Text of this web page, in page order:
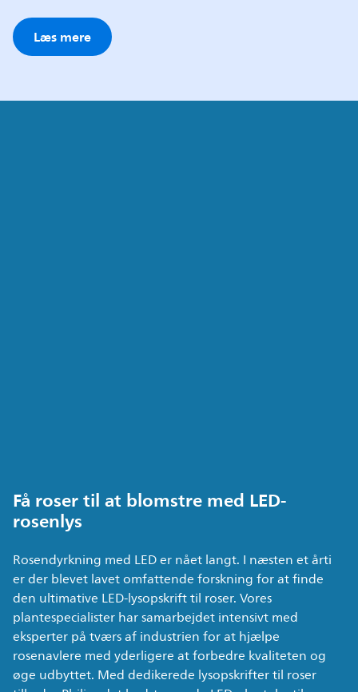
Læs mere
Få roser til at blomstre med LED-
rosenlys
Rosendyrkning med LED er nået langt. I næsten et årti
er der blevet lavet omfattende forskning for at finde
den ultimative LED-lysopskrift til roser. Vores
plantespecialister har samarbejdet intensivt med
eksperter på tværs af industrien for at hjælpe
rosenavlere med yderligere at forbedre kvaliteten og
øge udbyttet. Med dedikerede lysopskrifter til roser